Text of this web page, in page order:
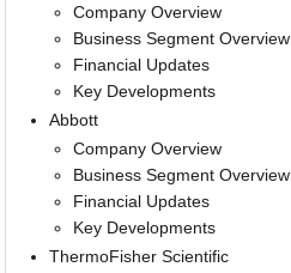
Company Overview
Business Segment Overview
Financial Updates
Key Developments
Abbott
Company Overview
Business Segment Overview
Financial Updates
Key Developments
ThermoFisher Scientific